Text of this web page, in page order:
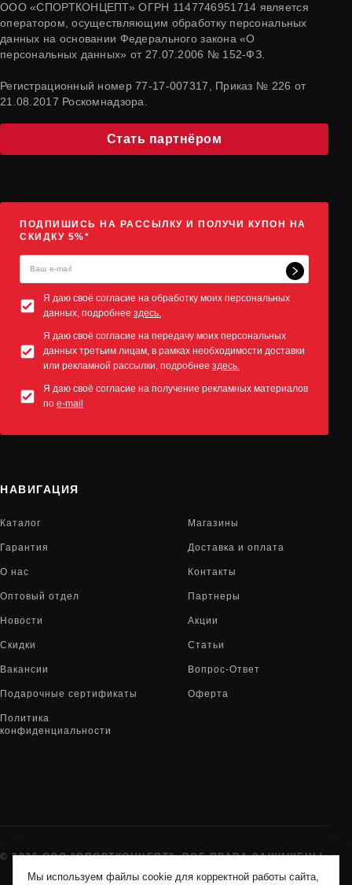
ООО «СПОРТКОНЦЕПТ» ОГРН 1147746951714 является
оператором, осуществляющим обработку персональных
данных на основании Федерального закона «О
персональных данных» от 27.07.2006 № 152-ФЗ.
Регистрационный номер 77-17-007317, Приказ № 226 от
21.08.2017 Роскомнадзора.
Стать партнёром
ПОДПИШИСЬ НА РАССЫЛКУ И ПОЛУЧИ КУПОН НА
СКИДКУ 5%*
Я даю своё согласие на обработку моих персональных
данных, подробнее здесь.
Я даю своё согласие на передачу моих персональных
данных третьим лицам, в рамках необходимости доставки
или рекламной рассылки, подробнее здесь.
Я даю своё согласие на получение рекламных материалов
по e-mail
НАВИГАЦИЯ
Каталог Магазины
Гарантия Доставка и оплата
О нас Контакты
Оптовый отдел Партнеры
Новости Акции
Скидки Статьи
Вакансии Вопрос-Ответ
Подарочные сертификаты Оферта
Политика
конфиденциальности
© 2026 ООО "СПОРТКОНЦЕПТ". ВСЕ ПРАВА ЗАЩИЩЕНЫ
Мы используем файлы cookie для корректной работы сайта,